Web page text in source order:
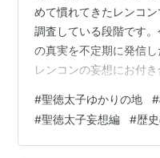
めて慣れてきたレンコン
調査している段階です
の真実を不定期に発信
レンコンの妄想にお付
誕生の地で、奈良県高
院です。本尊は聖徳太
皇の命により不老不死
#聖徳太子ゆかりの地 #
#聖徳太子妄想編 #歴